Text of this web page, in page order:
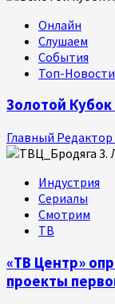
Онлайн
Слушаем
События
Топ-Новости
Золотой Кубок
Главный Редактор
Индустрия
Сериалы
Смотрим
ТВ
«ТВ Центр»
проекты